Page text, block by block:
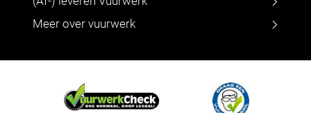
Meer over vuurwerk